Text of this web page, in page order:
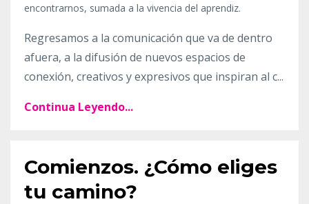
encontrarnos, sumada a la vivencia del aprendiz.
Regresamos a la comunicación que va de dentro
afuera, a la difusión de nuevos espacios de
conexión, creativos y expresivos que inspiran al c...
Continua Leyendo...
Comienzos. ¿Cómo eliges
tu camino?